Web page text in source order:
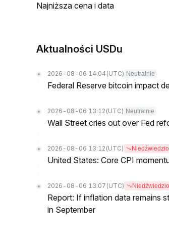
Najniższa cena i data
Aktualności USDu
2026-08-06 14:04 (UTC) Neutralnie
Federal Reserve bitcoin impact
2026-08-06 13:12 (UTC) Neutralnie
Wall Street cries out over Fed
2026-08-06 13:12 (UTC) Niedźwiedzio
United States: Core CPI
2026-08-06 13:07 (UTC) Niedźwiedzio
Report: If inflation data remains
in September